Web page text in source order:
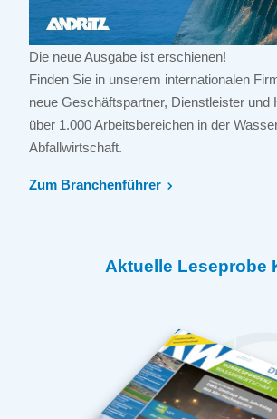
Die neue Ausgabe ist erschienen!
Finden Sie in unserem internationalen
neue Geschäftspartner, Dienstleister und
über 1.000 Arbeitsbereichen in der
Abfallwirtschaft.
Zum Branchenführer
Aktuelle Leseprobe